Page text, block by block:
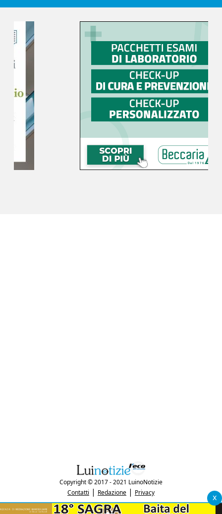
x
Copyright © 2017 - 2021 LuinoNotizie
Contatti | Redazione | Privacy
"Luinonotizie.it è una testata giornalistica iscritta al Registro Stampa del